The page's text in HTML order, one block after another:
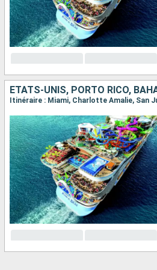
ÉTATS-UNIS, PORTO RICO,
Itinéraire : Miami, Charlotte Amalie, San